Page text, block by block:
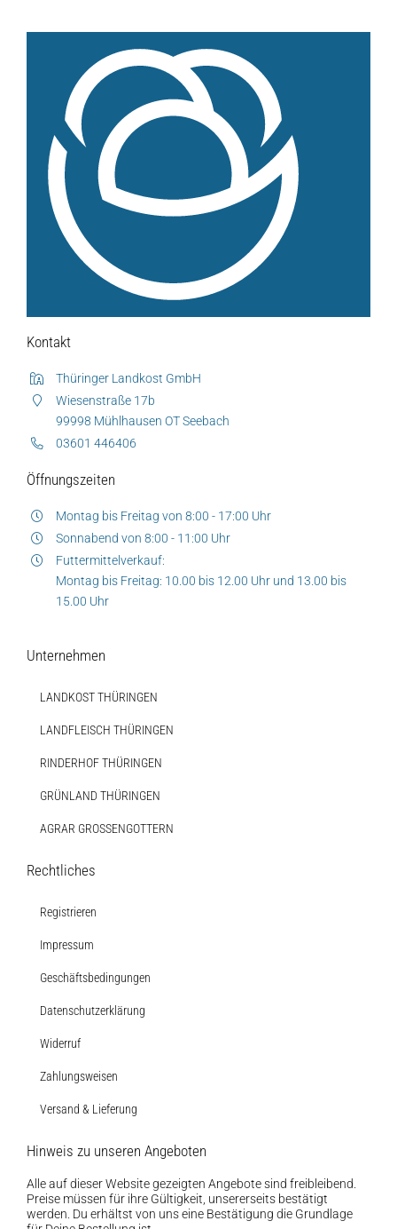
Kontakt
Thüringer Landkost GmbH
Wiesenstraße 17b
99998 Mühlhausen OT Seebach
03601 446406
Öffnungszeiten
Montag bis Freitag von 8:00 - 17:00 Uhr
Sonnabend von 8:00 - 11:00 Uhr
Futtermittelverkauf:
Montag bis Freitag: 10.00 bis 12.00 Uhr und 13.00 bis
15.00 Uhr
Unternehmen
LANDKOST THÜRINGEN
LANDFLEISCH THÜRINGEN
RINDERHOF THÜRINGEN
GRÜNLAND THÜRINGEN
AGRAR GROSSENGOTTERN
Rechtliches
Registrieren
Impressum
Geschäftsbedingungen
Datenschutzerklärung
Widerruf
Zahlungsweisen
Versand & Lieferung
Hinweis zu unseren Angeboten
Alle auf dieser Website gezeigten Angebote sind freibleibend.
Preise müssen für ihre Gültigkeit, unsererseits bestätigt
werden. Du erhältst von uns eine Bestätigung die Grundlage
Verkaufswagen-Tour
Weitere Verkaufsstellen
Über uns
Unsere Marken-Familie